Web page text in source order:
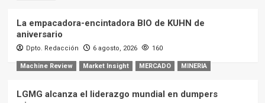
La empacadora-encintadora BIO de KUHN de
aniversario
Dpto. Redacción 6 agosto, 2026 160
Machine Review Market Insight MERCADO MINERIA
LGMG alcanza el liderazgo mundial en dumpers